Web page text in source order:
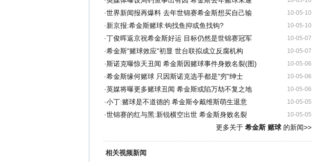
10-05-10
·世界新闻报再爆料 去年世锦赛希金斯想买自己输
10-05-10
·新京报:希金斯赌球:钩找鱼抑或鱼找钩?
10-05-07
·丁俊晖返京祝希金斯好运 目标仍然是世锦赛冠军
10-05-07
·希金斯"赌球效应"初显 世台联拟成立反腐机构
10-05-06
·斯诺克曝惊天丑闻 希金斯因赌球事件身败名裂(图)
10-05-06
·希金斯缘何赌球 只因斯诺克选手都是"穷"绅士
10-05-06
·英媒将曝更多赌球丑闻 希金斯或陷万劫不复之地
10-05-05
·小丁:赌球是不道德的 希金斯令戴维斯萌生退意
10-05-05
·世锦赛的红与黑:新锐横空出世 希金斯身败名裂
更多关于 希金斯 赌球的新闻>>
相关视频新闻